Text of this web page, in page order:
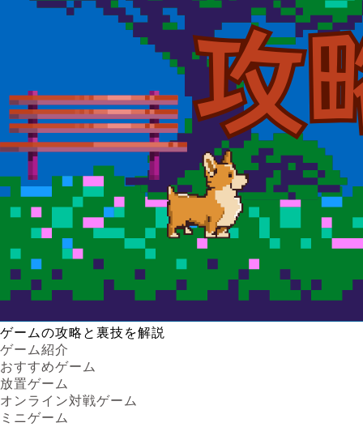
ゲームの攻略と裏技を解説
ゲーム紹介
おすすめゲーム
放置ゲーム
オンライン対戦ゲーム
ミニゲーム